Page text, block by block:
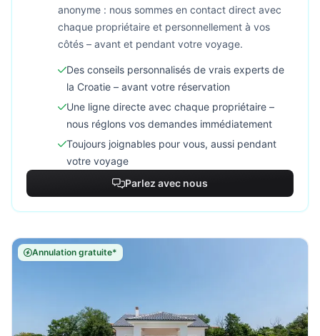
anonyme : nous sommes en contact direct avec
chaque propriétaire et personnellement à vos
côtés – avant et pendant votre voyage.
Des conseils personnalisés de vrais experts de
la Croatie – avant votre réservation
Une ligne directe avec chaque propriétaire –
nous réglons vos demandes immédiatement
Toujours joignables pour vous, aussi pendant
votre voyage
Parlez avec nous
Annulation gratuite*